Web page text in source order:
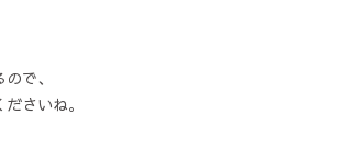
で、
さいね。